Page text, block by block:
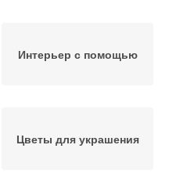
Интерьер с помощью
Цветы для украшения